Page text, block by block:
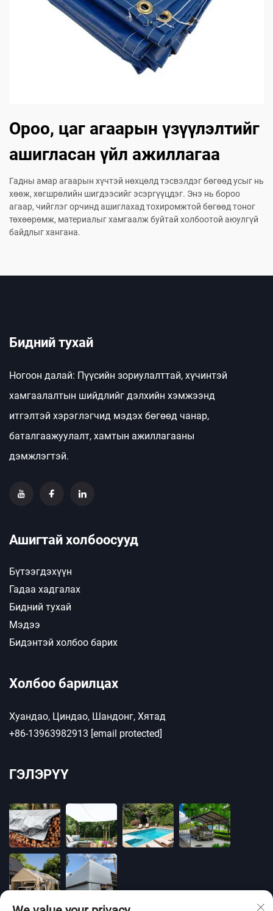
Ороо, цаг агаарын үзүүлэлтийг
ашигласан үйл ажиллагаа
Гадны амар агаарын хүчтэй нөхцөлд тэсвэлдэг бөгөөд усыг нь
хөөж, хөгшрөлийн шигдээсийг эсэргүүцдэг. Энэ нь бороо
агаар, чийглэг орчинд ашиглахад тохиромжтой бөгөөд тоног
төхөөрөмж, материалыг хамгаалж буйтай холбоотой аюулгүй
байдлыг хангана.
Бидний тухай
Ногоон далай: Пүүсийн зориулалттай, хүчинтэй
хамгаалалтын шийдлийг дэлхийн хэмжээнд
итгэлтэй хэрэглэгчид мэдэх бөгөөд чанар,
баталгаажуулалт, хамтын ажиллагааны
дэмжлэгтэй.
Ашигтай холбоосууд
Бүтээгдэхүүн
Гадаа хадгалах
Бидний тухай
Мэдээ
Бидэнтэй холбоо барих
Холбоо барилцах
Хуандао, Циндао, Шандонг, Хятад
+86-13963982913 [email protected]
ГЭЛЭРҮҮ